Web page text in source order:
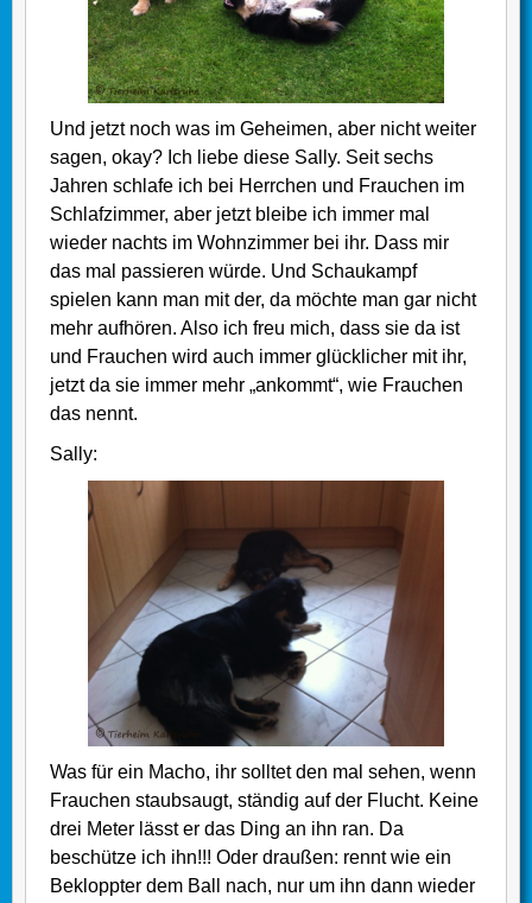
Und jetzt noch was im Geheimen, aber nicht weiter
sagen, okay? Ich liebe diese Sally. Seit sechs
Jahren schlafe ich bei Herrchen und Frauchen im
Schlafzimmer, aber jetzt bleibe ich immer mal
wieder nachts im Wohnzimmer bei ihr. Dass mir
das mal passieren würde. Und Schaukampf
spielen kann man mit der, da möchte man gar nicht
mehr aufhören. Also ich freu mich, dass sie da ist
und Frauchen wird auch immer glücklicher mit ihr,
jetzt da sie immer mehr „ankommt“, wie Frauchen
das nennt.
Sally:
Was für ein Macho, ihr solltet den mal sehen, wenn
Frauchen staubsaugt, ständig auf der Flucht. Keine
drei Meter lässt er das Ding an ihn ran. Da
beschütze ich ihn!!! Oder draußen: rennt wie ein
Bekloppter dem Ball nach, nur um ihn dann wieder